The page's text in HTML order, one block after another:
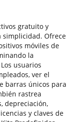
gratuito y
simplicidad. Ofrece
móviles de
la
usuarios
ver el
barras únicos para
rastrea
depreciación,
y claves de